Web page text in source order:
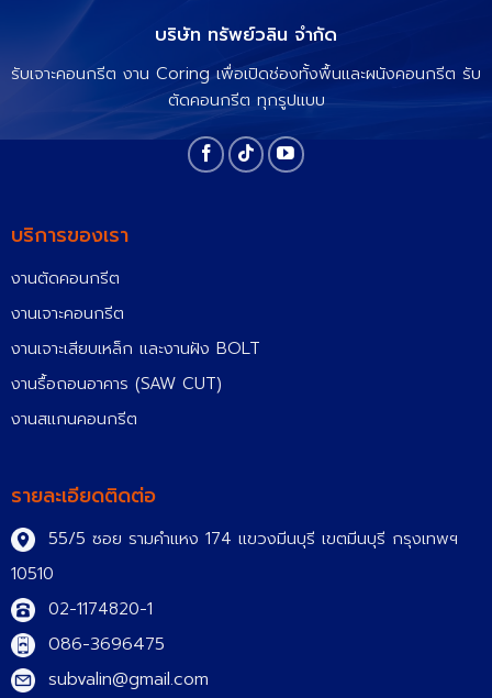
บริษัท ทรัพย์วลิน จำกัด
รับเจาะคอนกรีต งาน Coring เพื่อเปิดช่องทั้งพื้นและผนังคอนกรีต รับ
ตัดคอนกรีต ทุกรูปแบบ
บริการของเรา
งานตัดคอนกรีต
งานเจาะคอนกรีต
งานเจาะเสียบเหล็ก และงานฝัง BOLT
งานรื้อถอนอาคาร (SAW CUT)
งานสแกนคอนกรีต
รายละเอียดติดต่อ
55/5 ซอย รามคำแหง 174 แขวงมีนบุรี เขตมีนบุรี กรุงเทพฯ
10510
02-1174820-1
086-3696475
subvalin@gmail.com